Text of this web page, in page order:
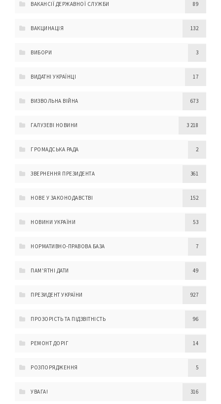
ВАКАНСІЇ ДЕРЖАВНОЇ СЛУЖБИ 89
ВАКЦИНАЦІЯ 132
ВИБОРИ 3
ВИДАТНІ УКРАЇНЦІ 17
ВИЗВОЛЬНА ВІЙНА 673
ГАЛУЗЕВІ НОВИНИ 3 218
ГРОМАДСЬКА РАДА 2
ЗВЕРНЕННЯ ПРЕЗИДЕНТА 361
НОВЕ У ЗАКОНОДАВСТВІ 152
НОВИНИ УКРАЇНИ 53
НОРМАТИВНО-ПРАВОВА БАЗА 7
ПАМ'ЯТНІ ДАТИ 49
ПРЕЗИДЕНТ УКРАЇНИ 927
ПРОЗОРІСТЬ ТА ПІДЗВІТНІСТЬ 96
РЕМОНТ ДОРІГ 14
РОЗПОРЯДЖЕННЯ 5
УВАГА! 316